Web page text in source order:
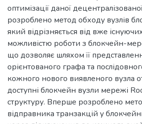
оптимізації даної
розроблено метод обходу вузлів
який відрізняється від вже
можливістю роботи з блокчейн-
що дозволяє шляхом її
орієнтованого графа та
кожного нового виявленого вузла
доступні блокчейн вузли мережі
структуру. Вперше розроблено
відправника транзакцій у